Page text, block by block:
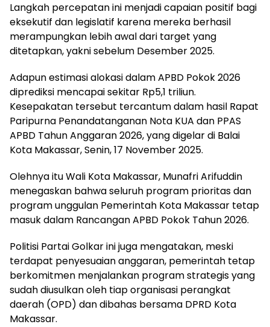
Langkah percepatan ini menjadi capaian positif bagi
eksekutif dan legislatif karena mereka berhasil
merampungkan lebih awal dari target yang
ditetapkan, yakni sebelum Desember 2025.
Adapun estimasi alokasi dalam APBD Pokok 2026
diprediksi mencapai sekitar Rp5,1 triliun.
Kesepakatan tersebut tercantum dalam hasil Rapat
Paripurna Penandatanganan Nota KUA dan PPAS
APBD Tahun Anggaran 2026, yang digelar di Balai
Kota Makassar, Senin, 17 November 2025.
Olehnya itu Wali Kota Makassar, Munafri Arifuddin
menegaskan bahwa seluruh program prioritas dan
program unggulan Pemerintah Kota Makassar tetap
masuk dalam Rancangan APBD Pokok Tahun 2026.
Politisi Partai Golkar ini juga mengatakan, meski
terdapat penyesuaian anggaran, pemerintah tetap
berkomitmen menjalankan program strategis yang
sudah diusulkan oleh tiap organisasi perangkat
daerah (OPD) dan dibahas bersama DPRD Kota
Makassar.